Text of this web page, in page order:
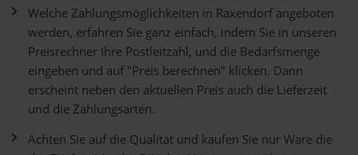
Welche Zahlungsmöglichkeiten in Raxendorf angeboten
werden, erfahren Sie ganz einfach, indem Sie in unseren
Preisrechner Ihre Postleitzahl, und die Bedarfsmenge
eingeben und auf "Preis berechnen" klicken. Dann
erscheint neben den aktuellen Preis auch die Lieferzeit
und die Zahlungsarten.
Achten Sie auf die Qualität und kaufen Sie nur Ware die